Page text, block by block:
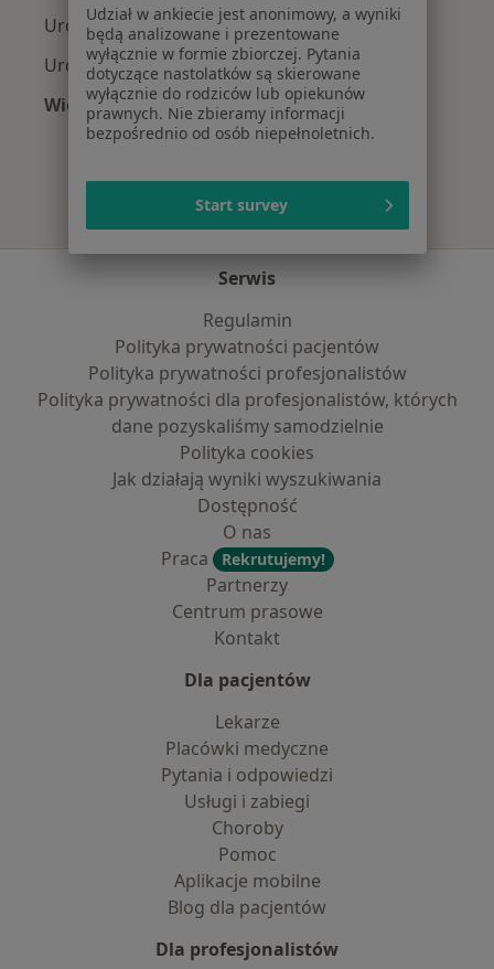
Urolodzy z Signal Iduna w Warszawie
Urolodzy z Compensa w Warszawie
Więcej (9)
Więcej w kategorii: Najpopularniejsze
Serwis
Regulamin
Polityka prywatności pacjentów
Polityka prywatności profesjonalistów
Polityka prywatności dla profesjonalistów, których
dane pozyskaliśmy samodzielnie
Polityka cookies
Jak działają wyniki wyszukiwania
Dostępność
O nas
Praca
Rekrutujemy!
Partnerzy
Centrum prasowe
Kontakt
Dla pacjentów
Lekarze
Placówki medyczne
Pytania i odpowiedzi
Usługi i zabiegi
Choroby
Pomoc
Aplikacje mobilne
Blog dla pacjentów
Dla profesjonalistów
Udział w ankiecie jest anonimowy, a wyniki
będą analizowane i prezentowane
wyłącznie w formie zbiorczej. Pytania
dotyczące nastolatków są skierowane
wyłącznie do rodziców lub opiekunów
prawnych. Nie zbieramy informacji
bezpośrednio od osób niepełnoletnich.
Start survey